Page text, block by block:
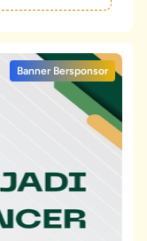
Banner Bersponsor